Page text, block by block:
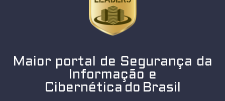
Maior portal de Segurança da
Informação e
Cibernética do Brasil